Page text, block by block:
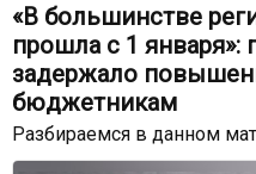
«В большинстве
прошла с 1 января»:
задержало
бюджетникам
Разбираемся в данном